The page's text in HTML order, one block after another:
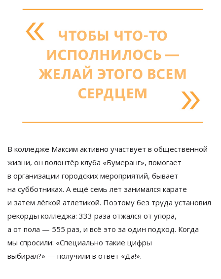
В колледже Максим активно участвует в общественной
жизни, он волонтёр клуба «Бумеранг», помогает
в организации городских мероприятий, бывает
на субботниках. А ещё семь лет занимался карате
и затем лёгкой атлетикой. Поэтому без труда установил
рекорды колледжа: 333 раза отжался от упора,
а от пола — 555 раз, и всё это за один подход. Когда
мы спросили: «Специально такие цифры
выбирал?» — получили в ответ «Да!».